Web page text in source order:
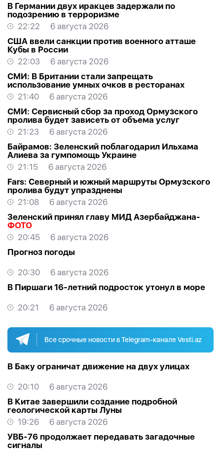
В Германии двух иракцев задержали по
подозрению в терроризме
22:22
6 августа 2026
США ввели санкции против военного атташе
Кубы в России
22:03
6 августа 2026
СМИ: В Британии стали запрещать
использование умных очков в ресторанах
21:40
6 августа 2026
СМИ: Сервисный сбор за проход Ормузского
пролива будет зависеть от объема услуг
21:23
6 августа 2026
Байрамов: Зеленский поблагодарил Ильхама
Алиева за гумпомощь Украине
21:15
6 августа 2026
Fars: Северный и южный маршруты Ормузского
пролива будут упразднены
21:08
6 августа 2026
Зеленский принял главу МИД Азербайджана-
ФОТО
20:45
6 августа 2026
Прогноз погоды
20:30
6 августа 2026
В Пиршаги 16-летний подросток утонул в море
20:21 6 августа 2026
Все срочные новости в Telegram-канале Vesti.az
В Баку ограничат движение на двух улицах
20:10
6 августа 2026
В Китае завершили создание подробной
геологической карты Луны
19:26
6 августа 2026
УВБ-76 продолжает передавать загадочные
сигналы